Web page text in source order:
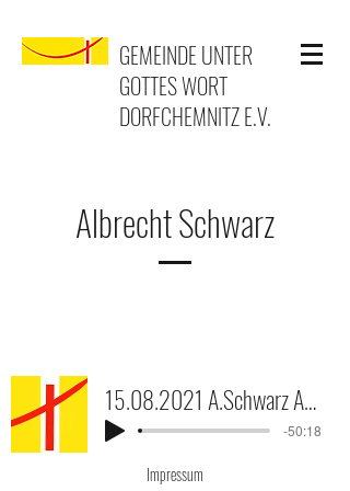
GEMEINDE UNTER
GOTTES WORT
DORFCHEMNITZ E.V.
Albrecht Schwarz
15.08.2021 A.Schwarz Ausrichtung nach droben wo der Christus ist
-50:18
Impressum